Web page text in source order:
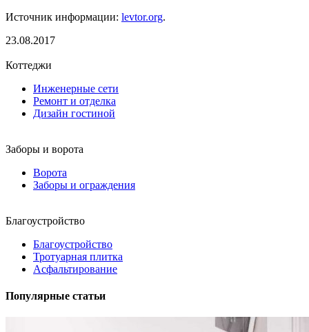
Источник информации: levtor.org.
23.08.2017
Коттеджи
Инженерные сети
Ремонт и отделка
Дизайн гостиной
Заборы и ворота
Ворота
Заборы и ограждения
Благоустройство
Благоустройство
Тротуарная плитка
Асфальтирование
Популярные статьи